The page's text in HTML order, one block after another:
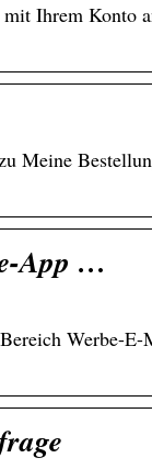
Ihrem Konto
Meine
App …
Werbe-